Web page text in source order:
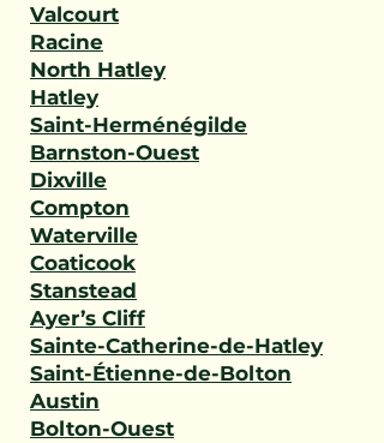
Valcourt
Racine
North Hatley
Hatley
Saint-Herménégilde
Barnston-Ouest
Dixville
Compton
Waterville
Coaticook
Stanstead
Ayer’s Cliff
Sainte-Catherine-de-Hatley
Saint-Étienne-de-Bolton
Austin
Bolton-Ouest